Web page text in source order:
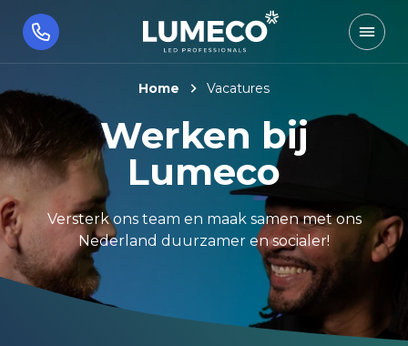
Home Vacatures
Werken bij
Lumeco
Versterk ons team en maak samen met ons
Nederland duurzamer en socialer!